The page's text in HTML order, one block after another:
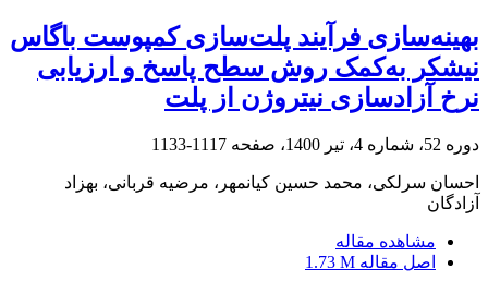
بهینه‌سازی فرآیند پلت‌سازی کمپوست باگاس
نیشکر به‌کمک روش سطح پاسخ و ارزیابی
نرخ آزادسازی نیتروژن از پلت
دوره 52، شماره 4، تیر 1400، صفحه 1117-1133
احسان سرلکی، محمد حسین کیانمهر، مرضیه قربانی، بهزاد
آزادگان
مشاهده مقاله
اصل مقاله 1.73 M